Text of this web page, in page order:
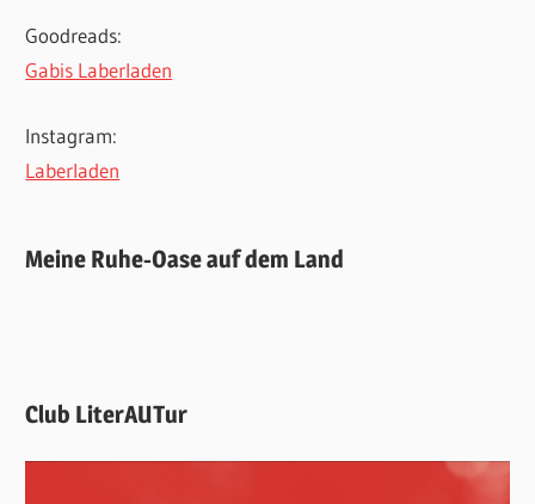
Goodreads:
Gabis Laberladen
Instagram:
Laberladen
Meine Ruhe-Oase auf dem Land
Club LiterAUTur